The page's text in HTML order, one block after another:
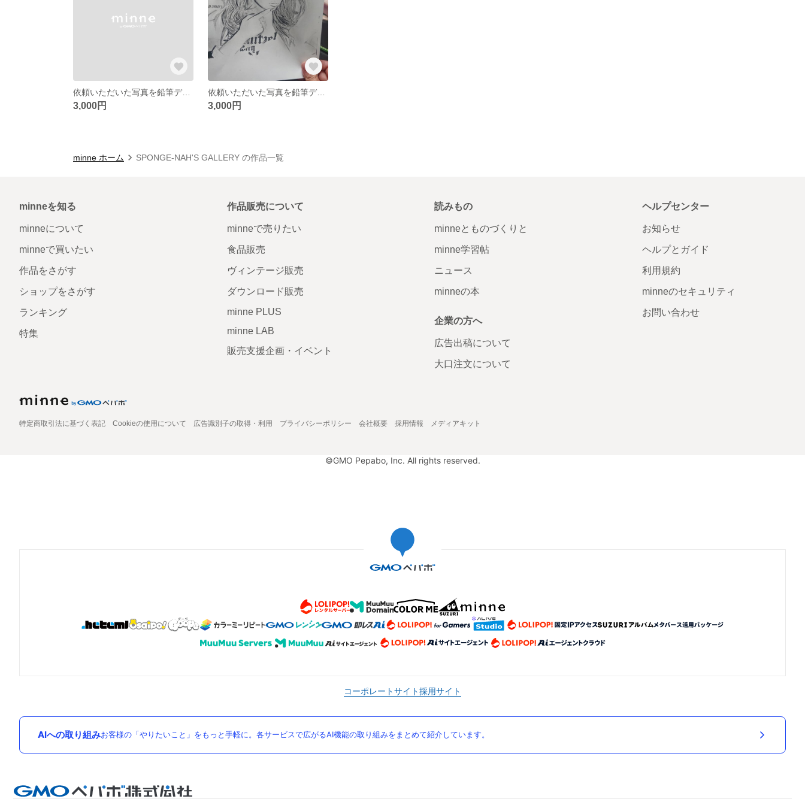
依頼いただいた写真を鉛筆デッサンいたします！
3,000円
依頼いただいた写真を鉛筆デッサンいたします！
3,000円
minne ホーム SPONGE-NAH'S GALLERY の作品一覧
minneを知る
minneについて
minneで買いたい
作品をさがす
ショップをさがす
ランキング
特集
作品販売について
minneで売りたい
食品販売
ヴィンテージ販売
ダウンロード販売
minne PLUS
minne LAB
販売支援企画・イベント
読みもの
minneとものづくりと
minne学習帖
ニュース
minneの本
企業の方へ
広告出稿について
大口注文について
ヘルプセンター
お知らせ
ヘルプとガイド
利用規約
minneのセキュリティ
お問い合わせ
特定商取引法に基づく表記 Cookieの使用について 広告識別子の取得・利用 プライバシーポリシー 会社概要 採用情報 メディアキット
©GMO Pepabo, Inc. All rights reserved.
コーポレートサイト採用サイト
AIへの取り組みお客様の「やりたいこと」をもっと手軽に。各サービスで広がるAI機能の取り組みをまとめて紹介しています。